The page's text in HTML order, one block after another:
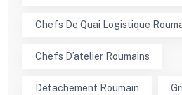
Chefs De Quai Logistique
Chefs D’atelier Roumains
Detachement Roumain